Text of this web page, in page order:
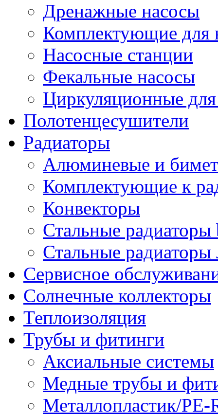
Дренажные насосы
Комплектующие для
Насосные станции
Фекальные насосы
Циркуляционные для
Полотенцесушители
Радиаторы
Алюминевые и
Комплектующие к
Конвекторы
Стальные радиаторы
Стальные радиаторы
Сервисное
Солнечные коллекторы
Теплоизоляция
Трубы и фитинги
Аксиальные системы
Медные трубы и
Металлопластик/